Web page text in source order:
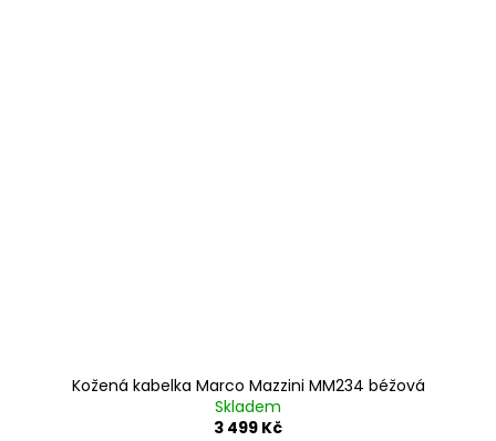
Kožená kabelka Marco Mazzini MM234 béžová
Skladem
3 499 Kč